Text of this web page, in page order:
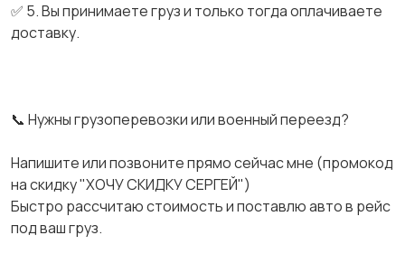
✅ 5. Вы принимаете груз и только тогда оплачиваете
доставку.
📞 Нужны грузоперевозки или военный переезд?
Напишите или позвоните прямо сейчас мне (промокод
на скидку "ХОЧУ СКИДКУ СЕРГЕЙ")
Быстро рассчитаю стоимость и поставлю авто в рейс
под ваш груз.